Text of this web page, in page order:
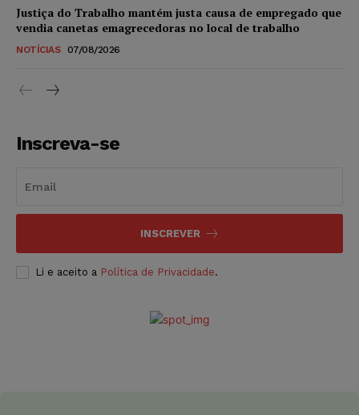
Justiça do Trabalho mantém justa causa de empregado que
vendia canetas emagrecedoras no local de trabalho
NOTÍCIAS 07/08/2026
Inscreva-se
INSCREVER
Li e aceito a Política de Privacidade.